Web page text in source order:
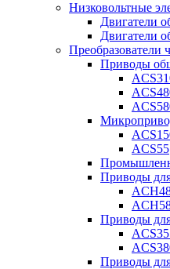
Низковольтные
Двигатели
Двигатели
Преобразователи
Приводы
ACS55
Приводы
Приводы
Приводы